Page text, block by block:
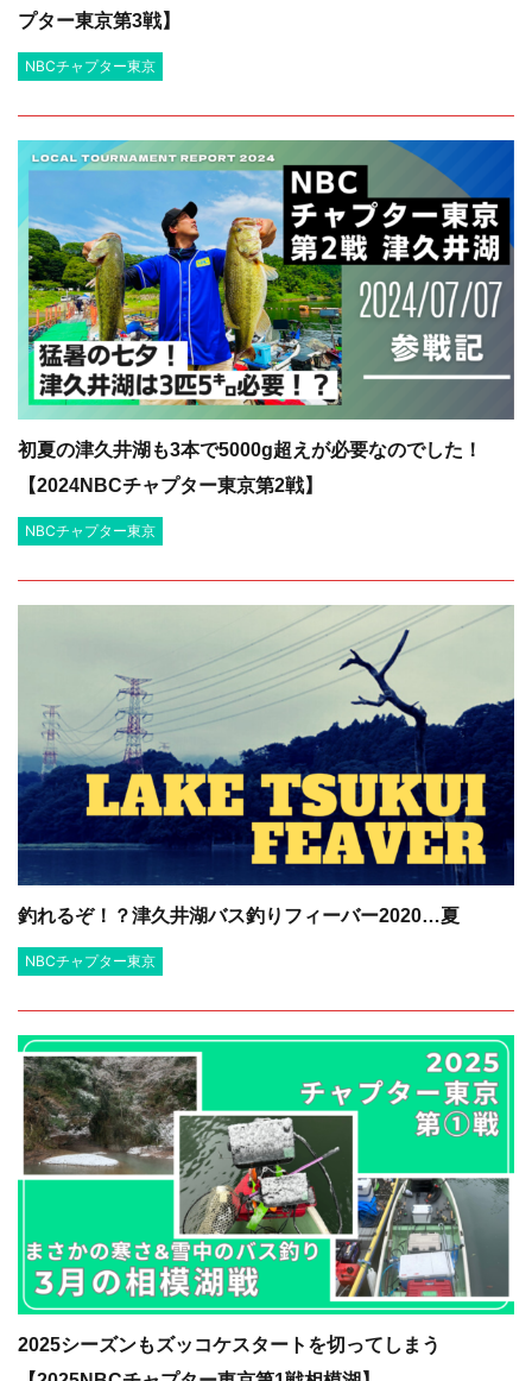
プター東京第3戦】
NBCチャプター東京
初夏の津久井湖も3本で5000g超えが必要なのでした！
【2024NBCチャプター東京第2戦】
NBCチャプター東京
釣れるぞ！？津久井湖バス釣りフィーバー2020…夏
NBCチャプター東京
2025シーズンもズッコケスタートを切ってしまう